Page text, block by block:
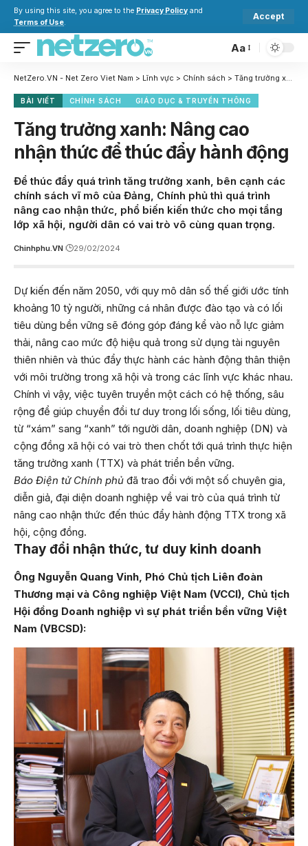
By using this site, you agree to the Privacy Policy and
Terms of Use.
Accept
Aa
NetZero.VN - Net Zero Viet Nam > Lĩnh vực > Chính sách > Tăng trưởng xanh: Nâng cao nhận thức để thúc đẩy hành động
BÀI VIẾT CHÍNH SÁCH GIÁO DỤC & TRUYỀN THÔNG
Tăng trưởng xanh: Nâng cao
nhận thức để thúc đẩy hành động
Để thúc đẩy quá trình tăng trưởng xanh, bên cạnh các
chính sách vĩ mô của Đảng, Chính phủ thì quá trình
nâng cao nhận thức, phổ biến kiến thức cho mọi tầng
lớp xã hội, người dân có vai trò vô cùng quan trọng.
Chinhphu.VN 29/02/2024
Dự kiến đến năm 2050, với quy mô dân số thế giới ước tính
khoảng 10 tỷ người, những cá nhân được đào tạo và có lối
tiêu dùng bền vững sẽ đóng góp đáng kể vào nỗ lực giảm
thải, nâng cao mức độ hiệu quả trong sử dụng tài nguyên
thiên nhiên và thúc đẩy thực hành các hành động thân thiện
với môi trường trong xã hội và trong các lĩnh vực khác nhau.
Chính vì vậy, việc tuyên truyền một cách có hệ thống, sâu
rộng để giúp chuyển đổi tư duy trong lối sống, lối tiêu dùng,
từ “xám” sang “xanh” tới người dân, doanh nghiệp (DN) và
cộng đồng xã hội có vai trò then chốt tới quá trình thực hiện
tăng trưởng xanh (TTX) và phát triển bền vững.
Báo Điện tử Chính phủ đã trao đổi với một số chuyên gia,
diễn giả, đại diện doanh nghiệp về vai trò của quá trình từ
nâng cao nhận thức đến thúc đẩy hành động TTX trong xã
hội, cộng đồng.
Thay đổi nhận thức, tư duy kinh doanh
Ông Nguyễn Quang Vinh, Phó Chủ tịch Liên đoàn
Thương mại và Công nghiệp Việt Nam (VCCI), Chủ tịch
Hội đồng Doanh nghiệp vì sự phát triển bền vững Việt
Nam (VBCSD):